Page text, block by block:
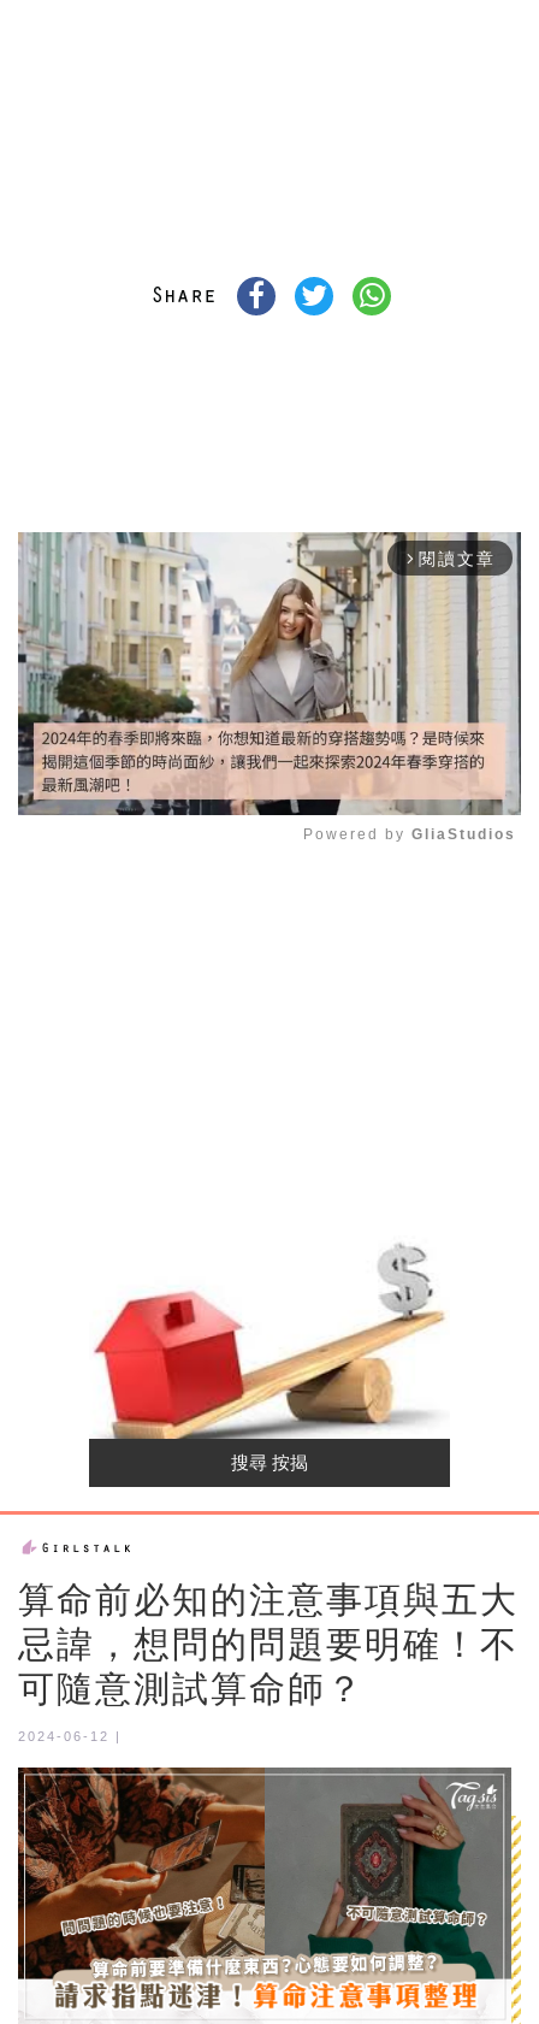
arrow_forward_ios 閱讀文章
Powered by GliaStudios
算命前必知的注意事項與五大
忌諱，想問的問題要明確！不
可隨意測試算命師？
2024-06-12 |